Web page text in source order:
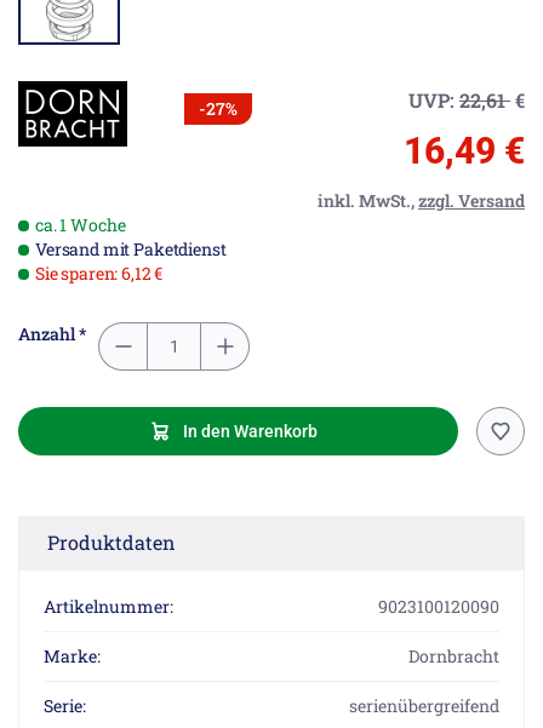
-27% UVP: 22,61€
16,49 €
inkl. MwSt.,zzgl. Versand
ca. 1 Woche
Versand mit Paketdienst
Sie sparen: 6,12 €
Anzahl *
In den Warenkorb
Produktdaten
Artikelnummer: 9023100120090
Marke: Dornbracht
Serie: serienübergreifend